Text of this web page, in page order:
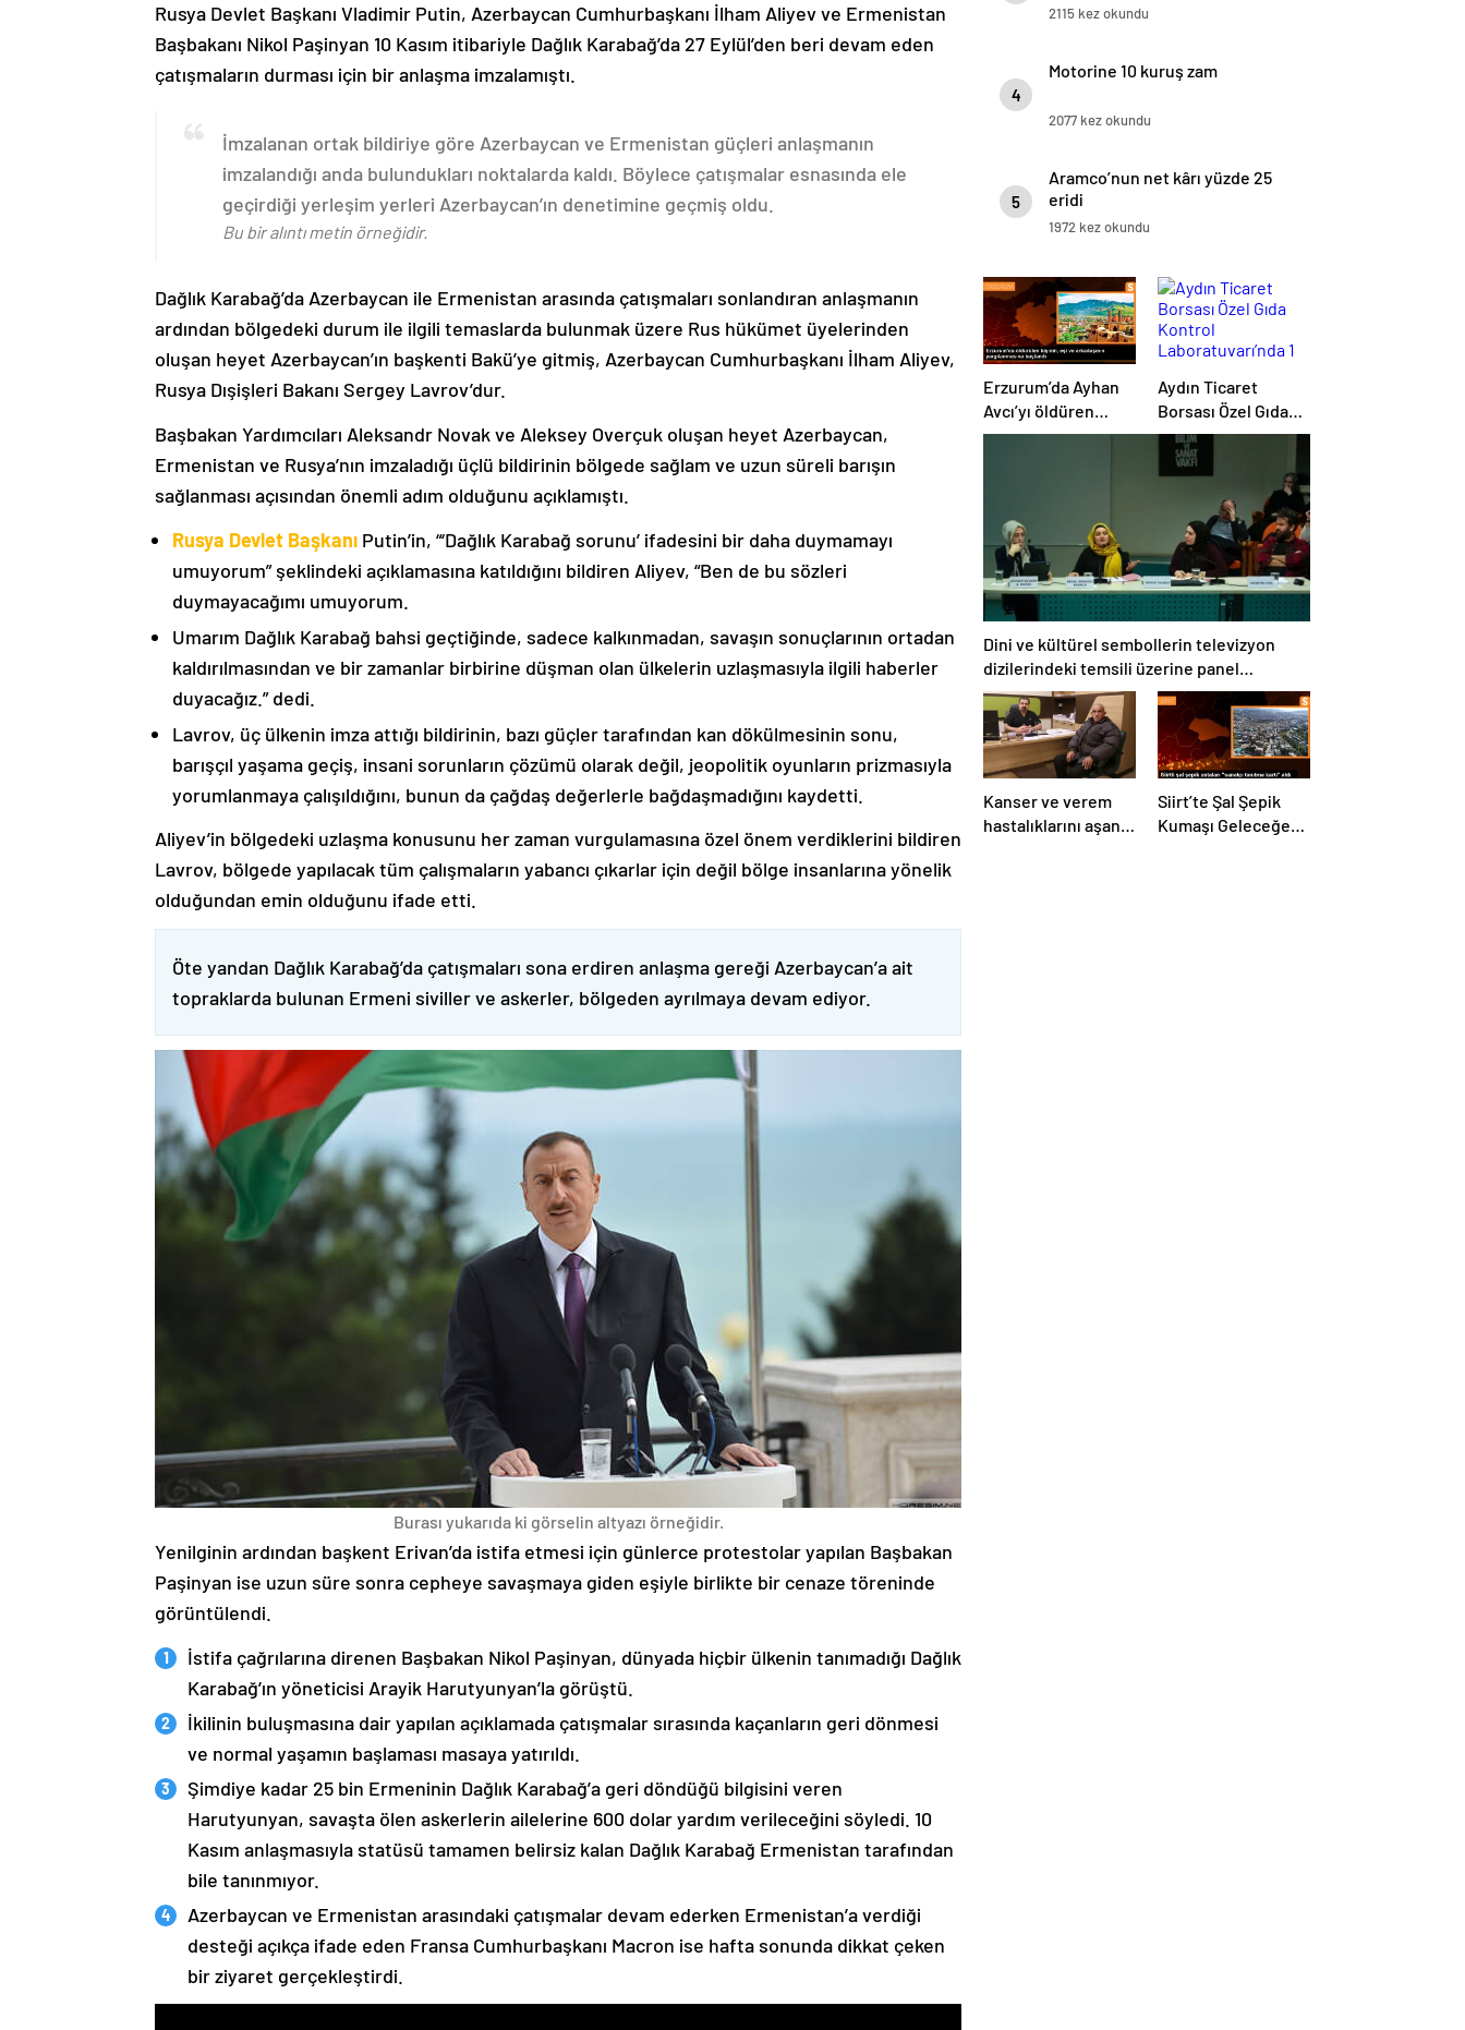
Rusya Devlet Başkanı Vladimir Putin, Azerbaycan Cumhurbaşkanı İlham Aliyev ve Ermenistan
Başbakanı Nikol Paşinyan 10 Kasım itibariyle Dağlık Karabağ’da 27 Eylül’den beri devam eden
çatışmaların durması için bir anlaşma imzalamıştı.
İmzalanan ortak bildiriye göre Azerbaycan ve Ermenistan güçleri anlaşmanın
imzalandığı anda bulundukları noktalarda kaldı. Böylece çatışmalar esnasında ele
geçirdiği yerleşim yerleri Azerbaycan’ın denetimine geçmiş oldu.
Bu bir alıntı metin örneğidir.
Dağlık Karabağ’da Azerbaycan ile Ermenistan arasında çatışmaları sonlandıran anlaşmanın
ardından bölgedeki durum ile ilgili temaslarda bulunmak üzere Rus hükümet üyelerinden
oluşan heyet Azerbaycan’ın başkenti Bakü’ye gitmiş, Azerbaycan Cumhurbaşkanı İlham Aliyev,
Rusya Dışişleri Bakanı Sergey Lavrov’dur.
Başbakan Yardımcıları Aleksandr Novak ve Aleksey Overçuk oluşan heyet Azerbaycan,
Ermenistan ve Rusya’nın imzaladığı üçlü bildirinin bölgede sağlam ve uzun süreli barışın
sağlanması açısından önemli adım olduğunu açıklamıştı.
Rusya Devlet Başkanı Putin’in, “‘Dağlık Karabağ sorunu’ ifadesini bir daha duymamayı
umuyorum” şeklindeki açıklamasına katıldığını bildiren Aliyev, “Ben de bu sözleri
duymayacağımı umuyorum.
Umarım Dağlık Karabağ bahsi geçtiğinde, sadece kalkınmadan, savaşın sonuçlarının ortadan
kaldırılmasından ve bir zamanlar birbirine düşman olan ülkelerin uzlaşmasıyla ilgili haberler
duyacağız.” dedi.
Lavrov, üç ülkenin imza attığı bildirinin, bazı güçler tarafından kan dökülmesinin sonu,
barışçıl yaşama geçiş, insani sorunların çözümü olarak değil, jeopolitik oyunların prizmasıyla
yorumlanmaya çalışıldığını, bunun da çağdaş değerlerle bağdaşmadığını kaydetti.
Aliyev’in bölgedeki uzlaşma konusunu her zaman vurgulamasına özel önem verdiklerini bildiren
Lavrov, bölgede yapılacak tüm çalışmaların yabancı çıkarlar için değil bölge insanlarına yönelik
olduğundan emin olduğunu ifade etti.
Öte yandan Dağlık Karabağ’da çatışmaları sona erdiren anlaşma gereği Azerbaycan’a ait
topraklarda bulunan Ermeni siviller ve askerler, bölgeden ayrılmaya devam ediyor.
Burası yukarıda ki görselin altyazı örneğidir.
Yenilginin ardından başkent Erivan’da istifa etmesi için günlerce protestolar yapılan Başbakan
Paşinyan ise uzun süre sonra cepheye savaşmaya giden eşiyle birlikte bir cenaze töreninde
görüntülendi.
İstifa çağrılarına direnen Başbakan Nikol Paşinyan, dünyada hiçbir ülkenin tanımadığı Dağlık
Karabağ’ın yöneticisi Arayik Harutyunyan’la görüştü.
İkilinin buluşmasına dair yapılan açıklamada çatışmalar sırasında kaçanların geri dönmesi
ve normal yaşamın başlaması masaya yatırıldı.
Şimdiye kadar 25 bin Ermeninin Dağlık Karabağ’a geri döndüğü bilgisini veren
Harutyunyan, savaşta ölen askerlerin ailelerine 600 dolar yardım verileceğini söyledi. 10
Kasım anlaşmasıyla statüsü tamamen belirsiz kalan Dağlık Karabağ Ermenistan tarafından
bile tanınmıyor.
Azerbaycan ve Ermenistan arasındaki çatışmalar devam ederken Ermenistan’a verdiği
desteği açıkça ifade eden Fransa Cumhurbaşkanı Macron ise hafta sonunda dikkat çeken
bir ziyaret gerçekleştirdi.
2115 kez okundu
4
Motorine 10 kuruş zam
2077 kez okundu
5
Aramco’nun net kârı yüzde 25
eridi
1972 kez okundu
Erzurum’da Ayhan
Avcı’yı öldüren
eşinin ve
Aydın Ticaret
Borsası Özel Gıda
Kontrol
Laboratuvarı’nda 1
Yılda 4 Bin 180
Zeytinyağı Analizi
Gerçekleştirildi
Dini ve kültürel sembollerin televizyon
dizilerindeki temsili üzerine panel
düzenlendi
Kanser ve verem
hastalıklarını aşan
Siirt’te Şal Şepik
Kumaşı Geleceğe